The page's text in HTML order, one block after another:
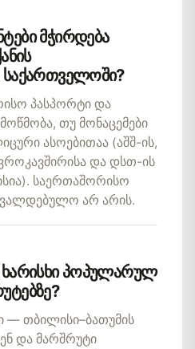
მჭირდება
საქართველოში?
პასპორტი და
თუ მონაცემები
ასოებითაა (აშშ-ის,
და დსთ-ის
საერთაშორისო
არ არის.
პოპულარულ
— თბილისი–ბათუმის
და მარშრუტი